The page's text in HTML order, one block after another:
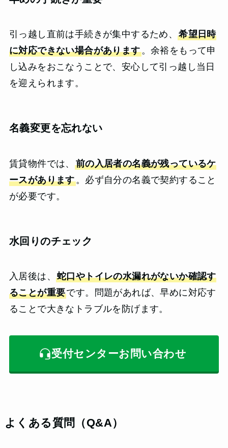
引っ越し直前は手続きが集中するため、希望日時
に対応できない場合があります。余裕をもって申
し込みをおこなうことで、安心して引っ越し当日
を迎えられます。
名義変更を忘れない
賃貸物件では、 前の入居者の名義が残っているケ
ースがあります。必ず自分の名義で契約すること
が必要です。
水回りのチェック
入居後は、 蛇口やトイレの水漏れがないか確認す
ることが重要です。問題があれば、早めに対応す
ることで大きなトラブルを防げます。
受付センターお問い合わせ
よくある質問（Q&A）